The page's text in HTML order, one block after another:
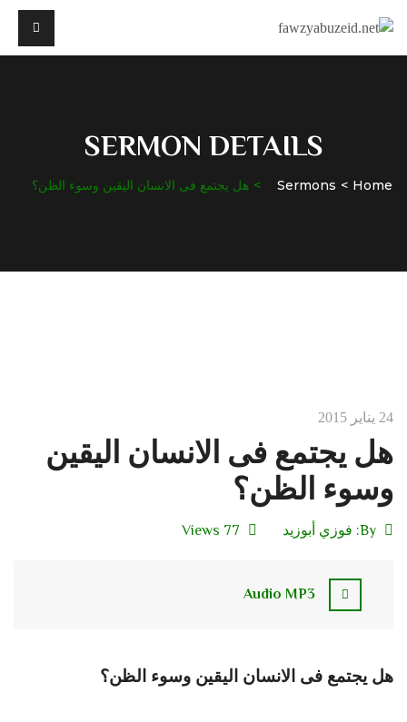
SERMON DETAILS
Home
Sermons هل يجتمع فى الانسان اليقين وسوء الظن؟
24 يناير 2015
هل يجتمع فى الانسان اليقين
وسوء الظن؟
By: فوزي أبوزيد 77 Views
Audio MP3
هل يجتمع فى الانسان اليقين وسوء الظن؟